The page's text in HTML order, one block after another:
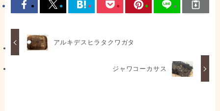
アルキデスヒラタクワガタ
ジャワコーカサス